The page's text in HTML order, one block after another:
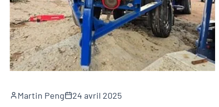
Martin Peng 24 avril 2025